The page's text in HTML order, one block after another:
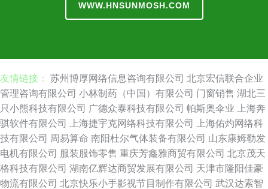
WWW.HNSUNMOSH.COM
友情链接： 苏州博厚网络信息咨询有限公司 北京宏信联合企业
管理咨询有限公司 小林制药（中国）有限公司 门窗销售 湖北三
只小熊科技有限公司 广德众泰科技有限公司 帕斯奥伞业
上海奔
骐软件有限公司
上海捷宇克网络科技有限公司
上海佑灼网络科
技有限公司 周易算命 南阳杜尔气体装备有限公司 山东康姆勒发
电机有限公司 服装服饰零售 重庆芳鑫雅商贸有限公司 北京茂天
格科技有限公司 湖南亿辉达商贸发展有限公司 天津市隆阳佳豪
物流有限公司 北京快乐小手影视节目制作有限公司 武汉达索智